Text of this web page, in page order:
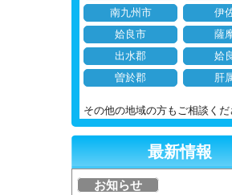
南九州市
伊
姶良市
薩
出水郡
姶
曽於郡
肝
その他の地域の方もご相談くだ
最新情報
お知らせ